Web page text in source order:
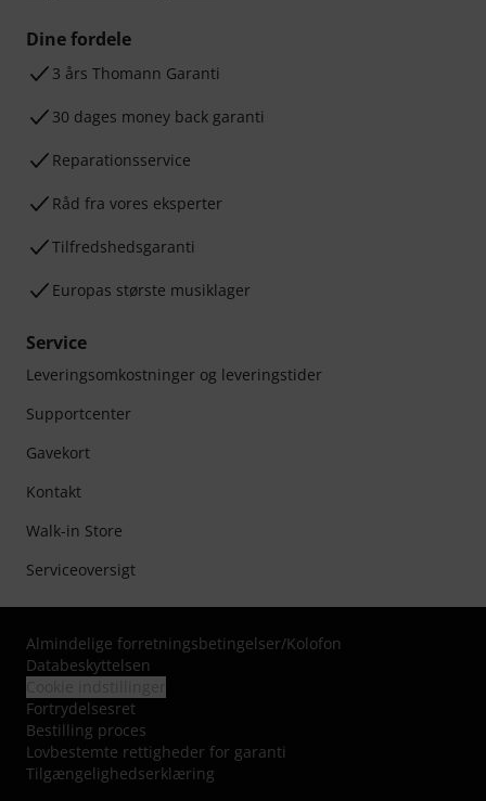
Dine fordele
3 års Thomann Garanti
30 dages money back garanti
Reparationsservice
Råd fra vores eksperter
Tilfredshedsgaranti
Europas største musiklager
Service
Leveringsomkostninger og leveringstider
Supportcenter
Gavekort
Kontakt
Walk-in Store
Serviceoversigt
Almindelige forretningsbetingelser/Kolofon
Databeskyttelsen
Fortrydelsesret
Bestilling proces
Lovbestemte rettigheder for garanti
Tilgængelighedserklæring